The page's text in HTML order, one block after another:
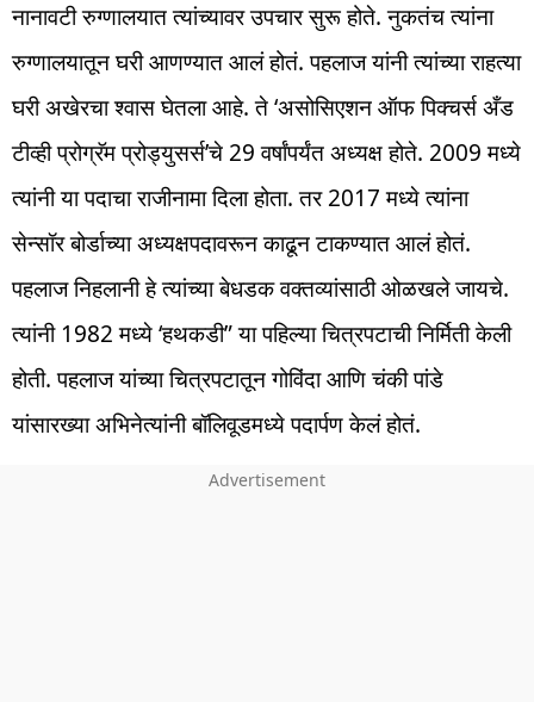
नानावटी रुग्णालयात त्यांच्यावर उपचार सुरू होते. नुकतंच त्यांना
रुग्णालयातून घरी आणण्यात आलं होतं. पहलाज यांनी त्यांच्या राहत्या
घरी अखेरचा श्वास घेतला आहे. ते ‘असोसिएशन ऑफ पिक्चर्स अँड
टीव्ही प्रोग्रॅम प्रोड्युसर्स’चे 29 वर्षांपर्यंत अध्यक्ष होते. 2009 मध्ये
त्यांनी या पदाचा राजीनामा दिला होता. तर 2017 मध्ये त्यांना
सेन्सॉर बोर्डाच्या अध्यक्षपदावरून काढून टाकण्यात आलं होतं.
पहलाज निहलानी हे त्यांच्या बेधडक वक्तव्यांसाठी ओळखले जायचे.
त्यांनी 1982 मध्ये ‘हथकडी” या पहिल्या चित्रपटाची निर्मिती केली
होती. पहलाज यांच्या चित्रपटातून गोविंदा आणि चंकी पांडे
यांसारख्या अभिनेत्यांनी बॉलिवूडमध्ये पदार्पण केलं होतं.